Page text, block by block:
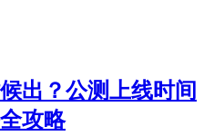
出？公测上线时间
攻略